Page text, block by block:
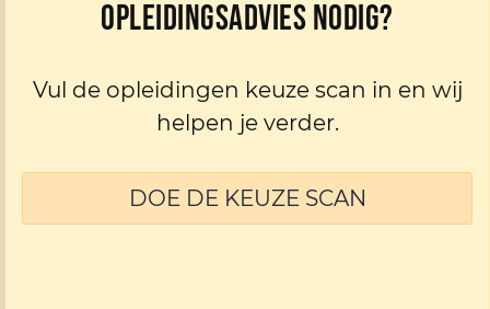
Opleidingsadvies nodig?
Vul de opleidingen keuze scan in en wij
helpen je verder.
DOE DE KEUZE SCAN